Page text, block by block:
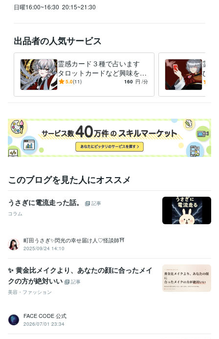
日曜16:00~16:30  20:15~21:30
出品者の人気サービス
霊感カード３種で占います
タロットカードなど興味を持
ったそこのあなた
5.0(11) 160 円 /分
霊感
びお
たイ
このブログを見た人にオススメ
うさぎに電流走った話。
記事
コラム
町田うさぎ✨閃光の幸せ届け人♡怪談師⛩️
2025/09/24 14:10
✨ 黄金比メイクより、あなたの顔に合ったメイ
クの方が絶対いい
記事
美容・ファッション
FACE CODE 公式
2026/07/01 23:34